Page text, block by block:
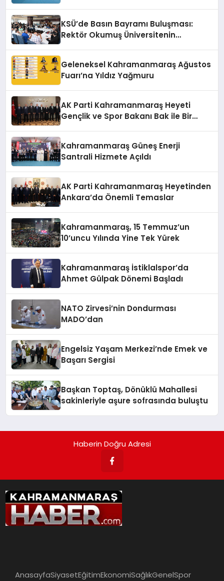
KSÜ’de Basın Bayramı Buluşması:
Rektör Okumuş Üniversitenin
Geleneksel Kahramanmaraş Ağustos
Fuarı’na Yıldız Yağmuru
AK Parti Kahramanmaraş Heyeti
Gençlik ve Spor Bakanı Bak ile Bir
Kahramanmaraş Güneş Enerji
Santrali Hizmete Açıldı
AK Parti Kahramanmaraş Heyetinden
Ankara’da Önemli Temaslar
Kahramanmaraş, 15 Temmuz’un
10’uncu Yılında Yine Tek Yürek
Kahramanmaraş İstiklalspor’da
Ahmet Gülpak Dönemi Başladı
NATO Zirvesi’nin Dondurması
MADO’dan
Engelsiz Yaşam Merkezi’nde Emek ve
Başarı Sergisi
Başkan Toptaş, Dönüklü Mahallesi
sakinleriyle aşure sofrasında buluştu
Haberin Doğru Adresi
AnasayfaSiyasetEğitimEkonomiSağlıkGenelSpor